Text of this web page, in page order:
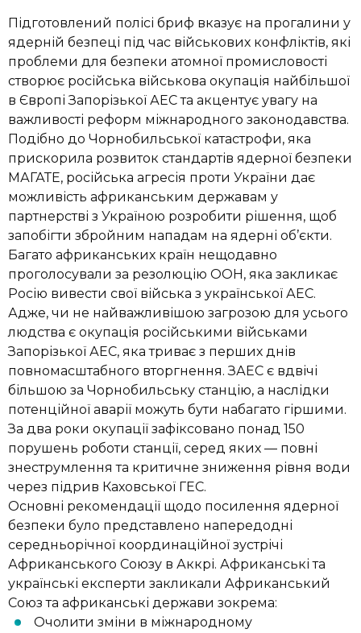
Підготовлений полісі бриф вказує на прогалини у
ядерній безпеці під час військових конфліктів, які
проблеми для безпеки атомної промисловості
створює російська військова окупація найбільшої
в Європі Запорізької АЕС та акцентує увагу на
важливості реформ міжнародного законодавства.
Подібно до Чорнобильської катастрофи, яка
прискорила розвиток стандартів ядерної безпеки
МАГАТЕ, російська агресія проти України дає
можливість африканським державам у
партнерстві з Україною розробити рішення, щоб
запобігти збройним нападам на ядерні об’єкти.
Багато африканських країн нещодавно
проголосували за резолюцію ООН, яка закликає
Росію вивести свої війська з української АЕС.
Адже, чи не найважливішою загрозою для усього
людства є окупація російськими військами
Запорізької АЕС, яка триває з перших днів
повномасштабного вторгнення. ЗАЕС є вдвічі
більшою за Чорнобильську станцію, а наслідки
потенційної аварії можуть бути набагато гіршими.
За два роки окупації зафіксовано понад 150
порушень роботи станції, серед яких — повні
знеструмлення та критичне зниження рівня води
через підрив Каховської ГЕС.
Основні рекомендації щодо посилення ядерної
безпеки було представлено напередодні
середньорічної координаційної зустрічі
Африканського Союзу в Аккрі. Африканські та
українські експерти закликали Африканський
Союз та африканські держави зокрема:
Очолити зміни в міжнародному